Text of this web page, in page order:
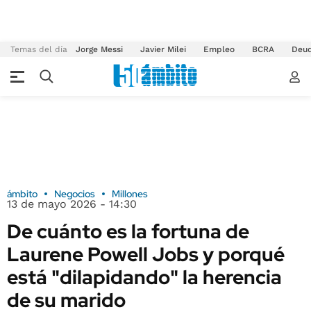
Temas del día Jorge Messi Javier Milei Empleo BCRA
ámbito Negocios Millones
13 de mayo 2026 - 14:30
De cuánto es la fortuna de
Laurene Powell Jobs y porqué
está "dilapidando" la herencia
de su marido